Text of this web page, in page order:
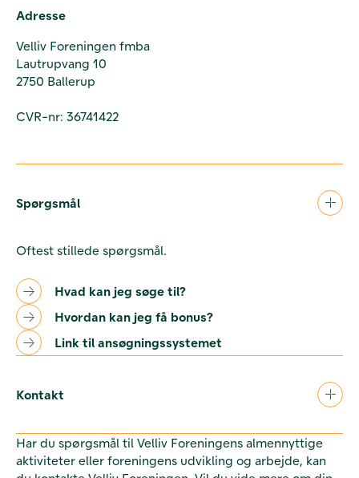
Adresse
Velliv Foreningen fmba
Lautrupvang 10
2750 Ballerup
CVR-nr: 36741422
Spørgsmål
Oftest stillede spørgsmål.
Hvad kan jeg søge til?
Hvordan kan jeg få bonus?
Link til ansøgningssystemet
Kontakt
Har du spørgsmål til Velliv Foreningens almennyttige
aktiviteter eller foreningens udvikling og arbejde, kan